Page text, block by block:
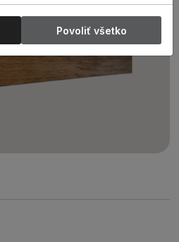
Povoliť všetko